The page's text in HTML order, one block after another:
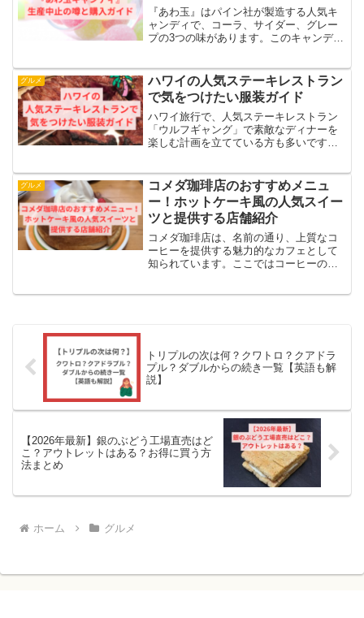
『あわ玉』はパイン社が製造する人気キ
ャンディで、コーラ、サイダー、グレー
プの3つの味があります。このキャンディ
では、「あわ玉」キャンディに関する以
下の詳細をお届けします...
グルメ
ハワイの人気ステーキレストラン
で気をつけたい服装ガイド
ハワイ旅行で、人気ステーキレストラン
「ウルフギャング」で素敵なディナーを
楽しむ計画を立てている方も多いです
んか？ウルフギャング・ステーキハウス
は豪華な雰囲気があり、フォ...
グルメ
コメダ珈琲店のおすすめメニュ
ー！ホットケーキ風の人気スイー
ツと提供する店舗紹介
コメダ珈琲店は、名前の通り、上質なコ
ーヒーを提供する魅力的なカフェとして
知られています。ここではコーヒーの他
トリプルの次は何？クワトロ？クアドラ
プル？ダブルからの続き一覧【英語も解
説】
【2026年最新】銀のぶどう工場直売はど
こ？アウトレットはある？お得に買う方
法まとめ
ホーム グルメ